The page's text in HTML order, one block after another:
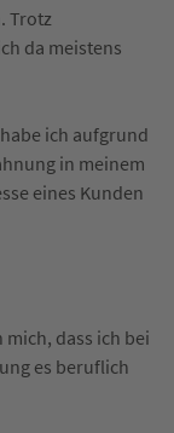
Trotz
da meistens
ich aufgrund
in meinem
eines Kunden
dass ich bei
es beruflich